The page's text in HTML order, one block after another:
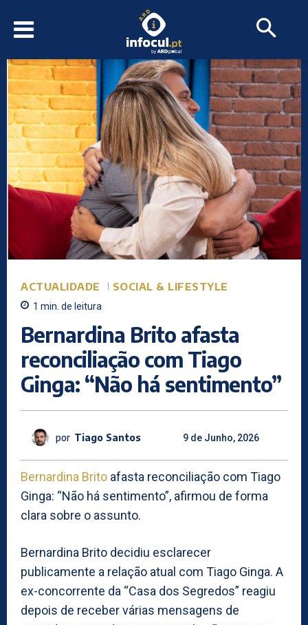
ACTUALIDADE SOCIAL & LIFESTYLE
1 min. de leitura
Bernardina Brito afasta
reconciliação com Tiago
Ginga: “Não há sentimento”
por Tiago Santos 9 de Junho, 2026
Bernardina Brito afasta reconciliação com Tiago
Ginga: “Não há sentimento”, afirmou de forma
clara sobre o assunto.
Bernardina Brito decidiu esclarecer
publicamente a relação atual com Tiago Ginga. A
ex-concorrente da “Casa dos Segredos” reagiu
depois de receber várias mensagens de